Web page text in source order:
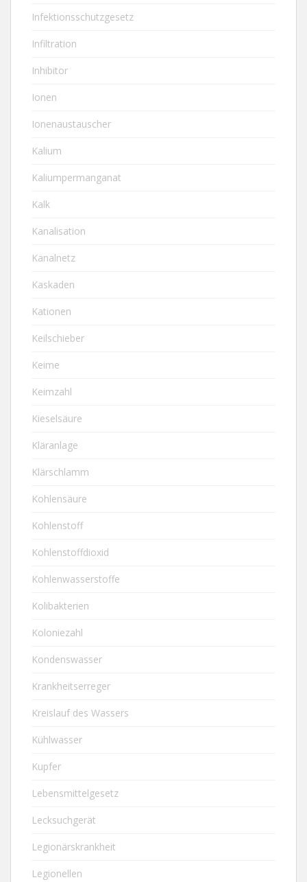
Infektionsschutzgesetz
Infiltration
Inhibitor
Ionen
Ionenaustauscher
Kalium
Kaliumpermanganat
Kalk
Kanalisation
Kanalnetz
Kaskaden
Kationen
Keilschieber
Keime
Keimzahl
Kieselsäure
Kläranlage
Klärschlamm
Kohlensäure
Kohlenstoff
Kohlenstoffdioxid
Kohlenwasserstoffe
Kolibakterien
Koloniezahl
Kondenswasser
Krankheitserreger
Kreislauf des Wassers
Kühlwasser
Kupfer
Lebensmittelgesetz
Lecksuchgerät
Legionärskrankheit
Legionellen